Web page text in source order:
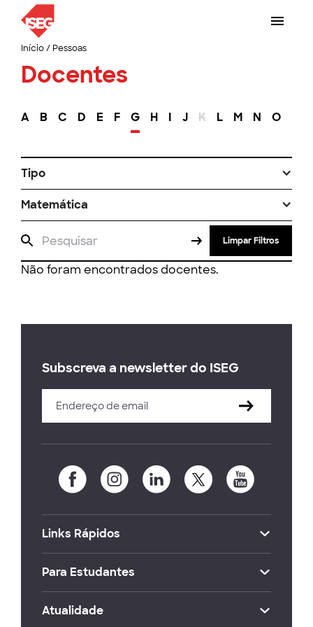
Início/ Pessoas
Docentes
A B C D E F G H I J K L M N O
Tipo
Matemática
Limpar Filtros
Não foram encontrados docentes.
Subscreva a newsletter do ISEG
Links Rápidos
Para Estudantes
Atualidade